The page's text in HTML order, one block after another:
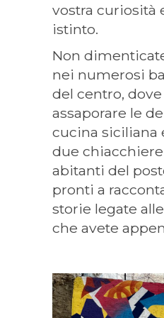
vostra curiosità
istinto.
Non
nei numerosi
del centro,
assaporare le
cucina siciliana
due
abitanti del
pronti a
storie legate
che avete